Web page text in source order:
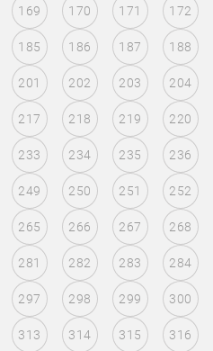
169 170 171 172
185 186 187 188
201 202 203 204
217 218 219 220
233 234 235 236
249 250 251 252
265 266 267 268
281 282 283 284
297 298 299 300
313 314 315 316